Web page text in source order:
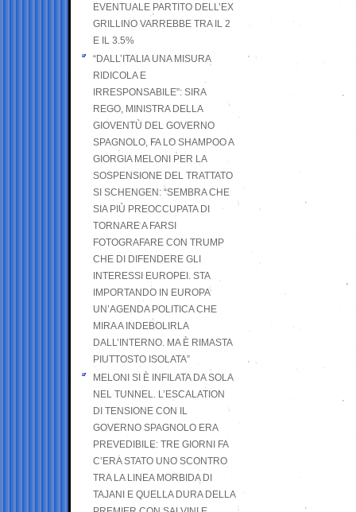
EVENTUALE PARTITO DELL’EX
GRILLINO VARREBBE TRA IL 2
E IL 3.5%
“DALL’ITALIA UNA MISURA
RIDICOLA E
IRRESPONSABILE”: SIRA
REGO, MINISTRA DELLA
GIOVENTÙ DEL GOVERNO
SPAGNOLO, FA LO SHAMPOO A
GIORGIA MELONI PER LA
SOSPENSIONE DEL TRATTATO
SI SCHENGEN: “SEMBRA CHE
SIA PIÙ PREOCCUPATA DI
TORNARE A FARSI
FOTOGRAFARE CON TRUMP
CHE DI DIFENDERE GLI
INTERESSI EUROPEI. STA
IMPORTANDO IN EUROPA
UN’AGENDA POLITICA CHE
MIRA A INDEBOLIRLA
DALL’INTERNO. MA È RIMASTA
PIUTTOSTO ISOLATA”
MELONI SI È INFILATA DA SOLA
NEL TUNNEL. L’ESCALATION
DI TENSIONE CON IL
GOVERNO SPAGNOLO ERA
PREVEDIBILE: TRE GIORNI FA
C’ERA STATO UNO SCONTRO
TRA LA LINEA MORBIDA DI
TAJANI E QUELLA DURA DELLA